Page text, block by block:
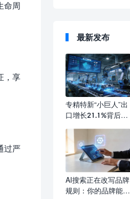
命周
，享
过严
最新发布
专精特新“小巨人”出
口增长21.1%背后：
合规硬门槛
AI搜索正在改写品牌
规则：你的品牌能被